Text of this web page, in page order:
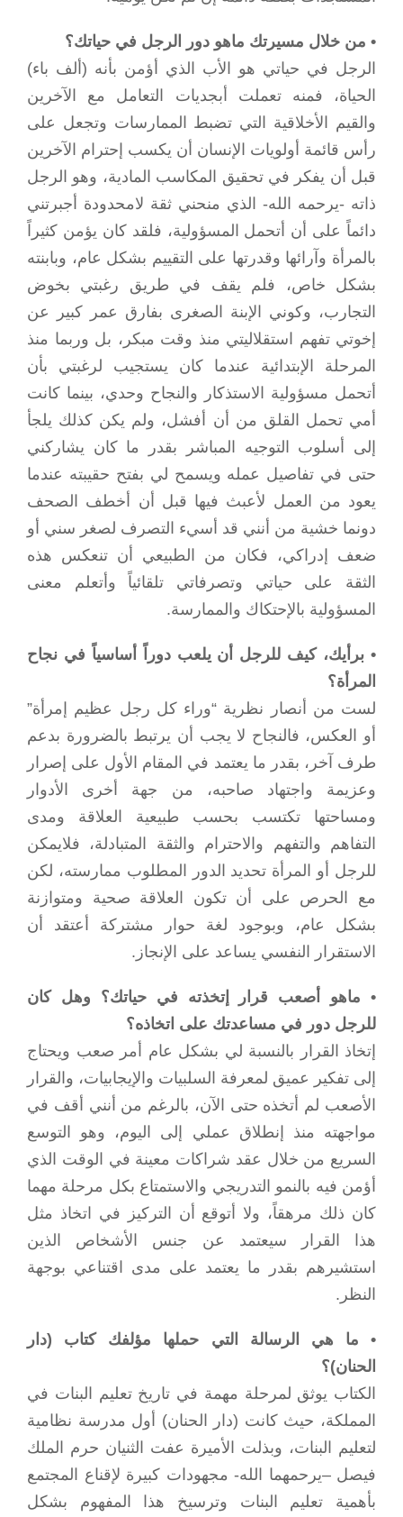
• من خلال مسيرتك ماهو دور الرجل في حياتك؟
الرجل في حياتي هو الأب الذي أؤمن بأنه (ألف باء)
الحياة، فمنه تعملت أبجديات التعامل مع الآخرين
والقيم الأخلاقية التي تضبط الممارسات وتجعل على
رأس قائمة أولويات الإنسان أن يكسب إحترام الآخرين
قبل أن يفكر في تحقيق المكاسب المادية، وهو الرجل
ذاته -يرحمه الله- الذي منحني ثقة لامحدودة أجبرتني
دائماً على أن أتحمل المسؤولية، فلقد كان يؤمن كثيراً
بالمرأة وآرائها وقدرتها على التقييم بشكل عام، وبابنته
بشكل خاص، فلم يقف في طريق رغبتي بخوض
التجارب، وكوني الإبنة الصغرى بفارق عمر كبير عن
إخوتي تفهم استقلاليتي منذ وقت مبكر، بل وربما منذ
المرحلة الإبتدائية عندما كان يستجيب لرغبتي بأن
أتحمل مسؤولية الاستذكار والنجاح وحدي، بينما كانت
أمي تحمل القلق من أن أفشل، ولم يكن كذلك يلجأ
إلى أسلوب التوجيه المباشر بقدر ما كان يشاركني
حتى في تفاصيل عمله ويسمح لي بفتح حقيبته عندما
يعود من العمل لأعبث فيها قبل أن أخطف الصحف
دونما خشية من أنني قد أسيء التصرف لصغر سني أو
ضعف إدراكي، فكان من الطبيعي أن تنعكس هذه
الثقة على حياتي وتصرفاتي تلقائياً وأتعلم معنى
المسؤولية بالإحتكاك والممارسة.
• برأيك، كيف للرجل أن يلعب دوراً أساسياً في نجاح
المرأة؟
لست من أنصار نظرية “وراء كل رجل عظيم إمرأة”
أو العكس، فالنجاح لا يجب أن يرتبط بالضرورة بدعم
طرف آخر، بقدر ما يعتمد في المقام الأول على إصرار
وعزيمة واجتهاد صاحبه، من جهة أخرى الأدوار
ومساحتها تكتسب بحسب طبيعية العلاقة ومدى
التفاهم والتفهم والاحترام والثقة المتبادلة، فلايمكن
للرجل أو المرأة تحديد الدور المطلوب ممارسته، لكن
مع الحرص على أن تكون العلاقة صحية ومتوازنة
بشكل عام، وبوجود لغة حوار مشتركة أعتقد أن
الاستقرار النفسي يساعد على الإنجاز.
• ماهو أصعب قرار إتخذته في حياتك؟ وهل كان
للرجل دور في مساعدتك على اتخاذه؟
إتخاذ القرار بالنسبة لي بشكل عام أمر صعب ويحتاج
إلى تفكير عميق لمعرفة السلبيات والإيجابيات، والقرار
الأصعب لم أتخذه حتى الآن، بالرغم من أنني أقف في
مواجهته منذ إنطلاق عملي إلى اليوم، وهو التوسع
السريع من خلال عقد شراكات معينة في الوقت الذي
أؤمن فيه بالنمو التدريجي والاستمتاع بكل مرحلة مهما
كان ذلك مرهقاً، ولا أتوقع أن التركيز في اتخاذ مثل
هذا القرار سيعتمد عن جنس الأشخاص الذين
استشيرهم بقدر ما يعتمد على مدى اقتناعي بوجهة
النظر.
• ما هي الرسالة التي حملها مؤلفك كتاب (دار
الحنان)؟
الكتاب يوثق لمرحلة مهمة في تاريخ تعليم البنات في
المملكة، حيث كانت (دار الحنان) أول مدرسة نظامية
لتعليم البنات، وبذلت الأميرة عفت الثنيان حرم الملك
فيصل –يرحمهما الله- مجهودات كبيرة لإقناع المجتمع
بأهمية تعليم البنات وترسيخ هذا المفهوم بشكل